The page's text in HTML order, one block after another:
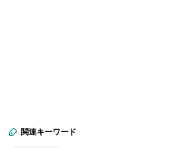
関連キーワード